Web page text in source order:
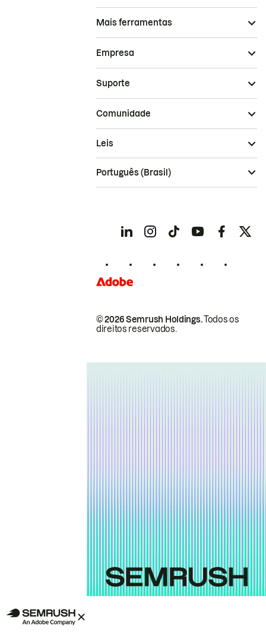
Mais ferramentas
Empresa
Suporte
Comunidade
© 2026 Semrush Holdings.Todos os
direitos reservados.
Leis
Português (Brasil)